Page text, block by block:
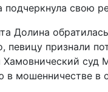
подчеркнула свою
Долина
певицу признали
Хамовнический суд
в мошенничестве в